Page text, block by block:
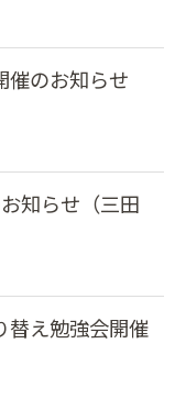
催のお知らせ
知らせ（三田
替え勉強会開催